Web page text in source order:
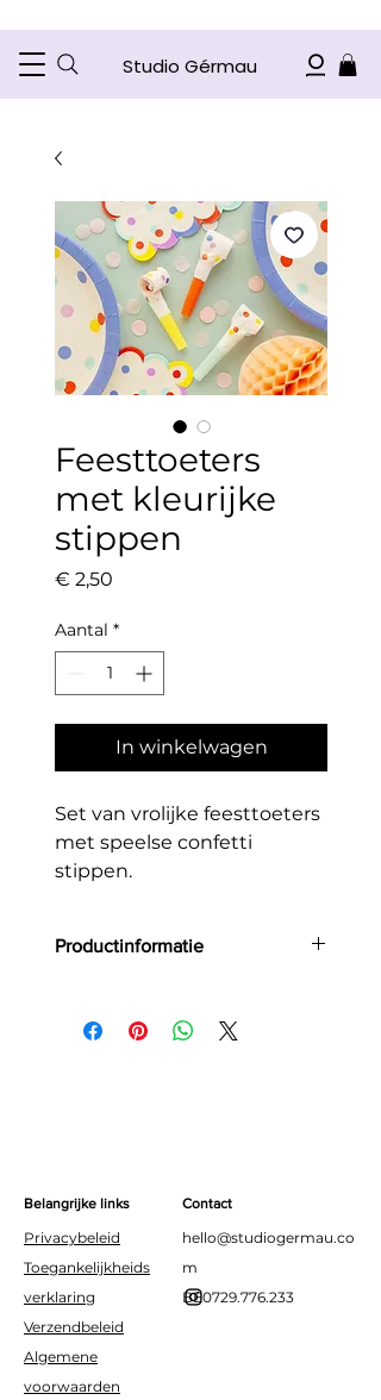
Studio Gérmau
Feesttoeters
met kleurijke
stippen
€ 2,50
Aantal *
In winkelwagen
Set van vrolijke feesttoeters
met speelse confetti
stippen.
Productinformatie
Belangrijke links
Privacybeleid
Toegankelijkheids
verklaring
Verzendbeleid
Algemene
voorwaarden
Contact
hello@studiogermau.co
m
BE0729.776.233